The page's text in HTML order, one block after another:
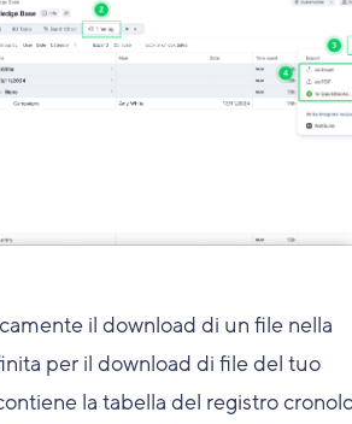
il download di un file nella
per il download di file del tuo
la tabella del registro